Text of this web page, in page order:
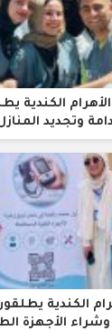
وتجديد
وشراء الأجهزة